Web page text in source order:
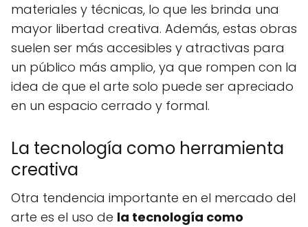
materiales y técnicas, lo que les brinda una
mayor libertad creativa. Además, estas obras
suelen ser más accesibles y atractivas para
un público más amplio, ya que rompen con la
idea de que el arte solo puede ser apreciado
en un espacio cerrado y formal.
La tecnología como herramienta
creativa
Otra tendencia importante en el mercado del
arte es el uso de la tecnología como